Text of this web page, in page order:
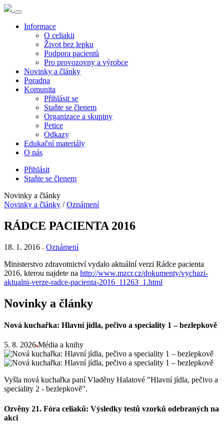
Informace
O celiakii
Život bez lepku
Podpora pacientů
Pro provozovny a výrobce
Novinky a články
Poradna
Komunita
Přihlásit se
Staňte se členem
Organizace a skupiny
Petice
Odkazy
Edukační materiály
O nás
Přihlásit
Staňte se členem
Novinky a články
Novinky a články / Oznámení
RÁDCE PACIENTA 2016
18. 1. 2016
Oznámení
Ministerstvo zdravotnictví vydalo aktuální verzi Rádce pacienta
2016, kterou najdete na http://www.mzcr.cz/dokumenty/vychazi-
aktualni-verze-radce-pacienta-2016_11263_1.html
Novinky a články
Nová kuchařka: Hlavní jídla, pečivo a speciality 1 – bezlepkově
5. 8. 2026 Média a knihy
Vyšla nová kuchařka paní Vladěny Halatové "Hlavní jídla, pečivo a
speciality 2 - bezlepkově".
Ozvěny 21. Fóra celiaků: Výsledky testů vzorků odebraných na
akci